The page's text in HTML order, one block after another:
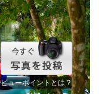
ビューポイントとは？